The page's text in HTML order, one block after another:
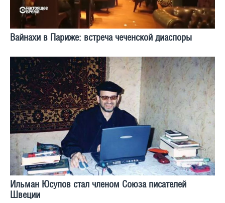
Вайнахи в Париже: встреча чеченской диаспоры
Ильман Юсупов стал членом Союза писателей
Швеции